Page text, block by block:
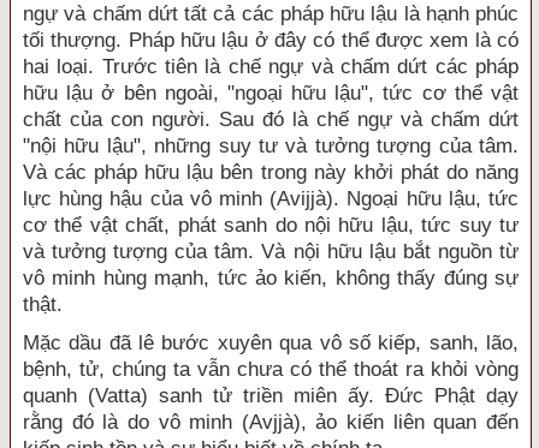
ngự và chấm dứt tất cả các pháp hữu lậu là hạnh phúc
tối thượng. Pháp hữu lậu ở đây có thể được xem là có
hai loại. Trước tiên là chế ngự và chấm dứt các pháp
hữu lậu ở bên ngoài, "ngoại hữu lậu", tức cơ thể vật
chất của con người. Sau đó là chế ngự và chấm dứt
"nội hữu lậu", những suy tư và tưởng tượng của tâm.
Và các pháp hữu lậu bên trong này khởi phát do năng
lực hùng hậu của vô minh (Avijjà). Ngoại hữu lậu, tức
cơ thể vật chất, phát sanh do nội hữu lậu, tức suy tư
và tưởng tượng của tâm. Và nội hữu lậu bắt nguồn từ
vô minh hùng mạnh, tức ảo kiến, không thấy đúng sự
thật.
Mặc dầu đã lê bước xuyên qua vô số kiếp, sanh, lão,
bệnh, tử, chúng ta vẫn chưa có thể thoát ra khỏi vòng
quanh (Vatta) sanh tử triền miên ấy. Ðức Phật dạy
rằng đó là do vô minh (Avjjà), ảo kiến liên quan đến